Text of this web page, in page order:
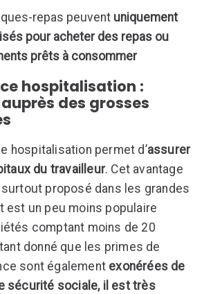
repas peuvent uniquement
pour acheter des repas ou
prêts à consommer
hospitalisation :
des grosses
hospitalisation permet d’assurer
du travailleur. Cet avantage
proposé dans les grandes
est un peu moins populaire
comptant moins de 20
donné que les primes de
sont également exonérées de
sécurité sociale, il est très